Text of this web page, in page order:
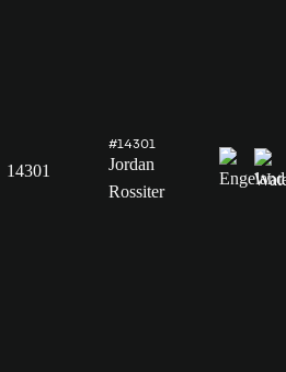
14301
#14301
Jordan
Rossiter